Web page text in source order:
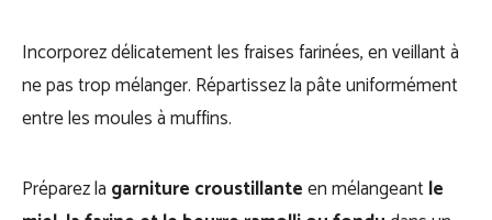
Incorporez délicatement les fraises farinées, en veillant à
ne pas trop mélanger. Répartissez la pâte uniformément
entre les moules à muffins.
Préparez la garniture croustillanteen mélangeantle